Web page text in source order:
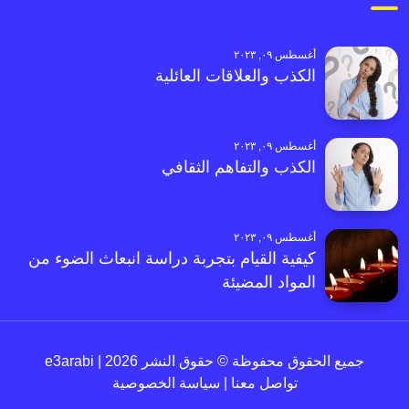
أغسطس ٠٩, ٢٠٢٣
الكذب والعلاقات العائلية
أغسطس ٠٩, ٢٠٢٣
الكذب والتفاهم الثقافي
أغسطس ٠٩, ٢٠٢٣
كيفية القيام بتجربة دراسة انبعاث الضوء من
المواد المضيئة
جميع الحقوق محفوظة © حقوق النشر 2026 | e3arabi
تواصل معنا
سياسة الخصوصية